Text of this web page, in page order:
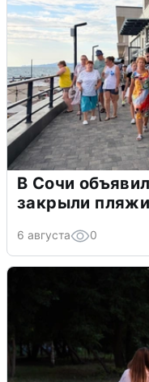
В Сочи
закрыли пляжи
6 августа 0